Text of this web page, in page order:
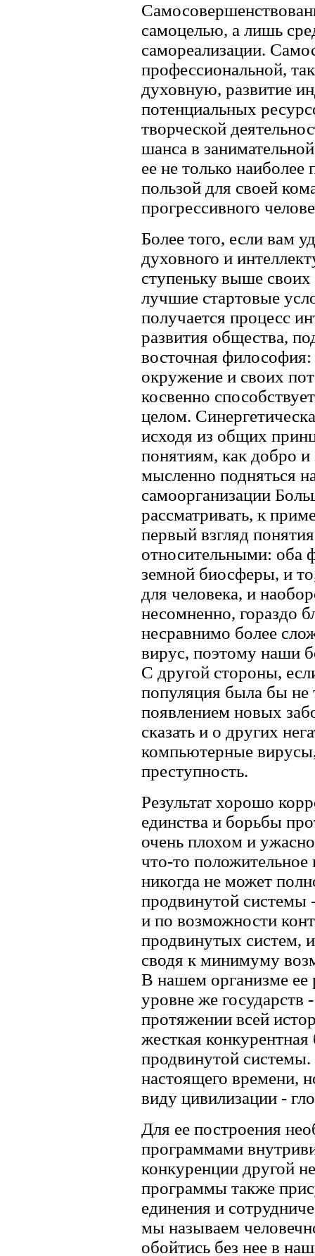
самоцелью, а лишь
самореализации.
профессиональной,
духовную, развитие
потенциальных
творческой
шанса в
ее не только
пользой для своей
прогрессивного
Более того, если вам
духовного и
ступеньку выше своих
лучшие стартовые
получается процесс
развития общества,
восточная философия:
окружение и своих
косвенно
целом.
исходя из общих
понятиям, как добро и
мысленно подняться
самоорганизации
рассматривать, к
первый взгляд
относительными: оба
земной биосферы, и
для человека, и
несомненно, гораздо
несравнимо более
вирус, поэтому наши
С другой стороны,
популяция была бы не
появлением новых
сказать и о других
компьютерные
преступность.
Результат хорошо
единства и борьбы
очень плохом и
что-то
никогда не может
продвинутой системы
и по возможности
продвинутых систем,
сводя к минимуму
В нашем организме ее
уровне же государств
протяжении всей
жесткая конкурентная
продвинутой
настоящего времени,
виду цивилизации -
Для ее построения
программами
конкуренции другой
программы также
единения и
мы называем
обойтись без нее в